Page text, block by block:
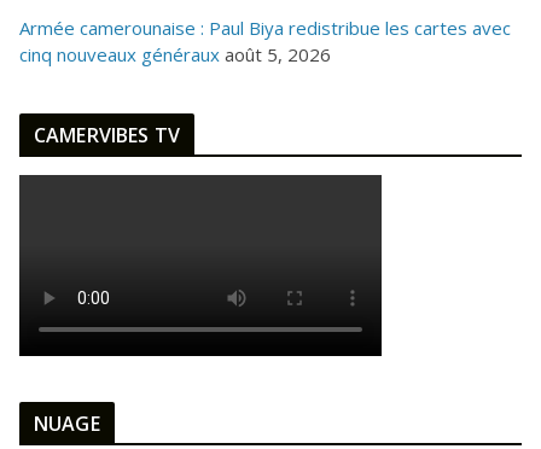
Armée camerounaise : Paul Biya redistribue les cartes avec
cinq nouveaux généraux août 5, 2026
CAMERVIBES TV
NUAGE